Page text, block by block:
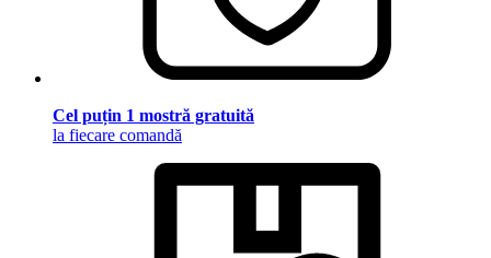
Cel puțin 1 mostră gratuită
la fiecare comandă